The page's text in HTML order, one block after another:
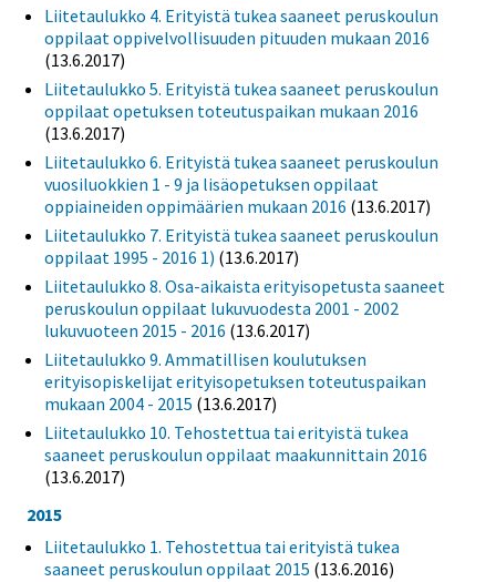
Liitetaulukko 4. Erityistä tukea saaneet peruskoulun
oppilaat oppivelvollisuuden pituuden mukaan 2016
(13.6.2017)
Liitetaulukko 5. Erityistä tukea saaneet peruskoulun
oppilaat opetuksen toteutuspaikan mukaan 2016
(13.6.2017)
Liitetaulukko 6. Erityistä tukea saaneet peruskoulun
vuosiluokkien 1 - 9 ja lisäopetuksen oppilaat
oppiaineiden oppimäärien mukaan 2016 (13.6.2017)
Liitetaulukko 7. Erityistä tukea saaneet peruskoulun
oppilaat 1995 - 2016 1) (13.6.2017)
Liitetaulukko 8. Osa-aikaista erityisopetusta saaneet
peruskoulun oppilaat lukuvuodesta 2001 - 2002
lukuvuoteen 2015 - 2016 (13.6.2017)
Liitetaulukko 9. Ammatillisen koulutuksen
erityisopiskelijat erityisopetuksen toteutuspaikan
mukaan 2004 - 2015 (13.6.2017)
Liitetaulukko 10. Tehostettua tai erityistä tukea
saaneet peruskoulun oppilaat maakunnittain 2016
(13.6.2017)
2015
Liitetaulukko 1. Tehostettua tai erityistä tukea
saaneet peruskoulun oppilaat 2015 (13.6.2016)